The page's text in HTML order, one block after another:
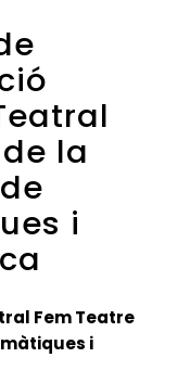
la
i
Fem Teatre
i